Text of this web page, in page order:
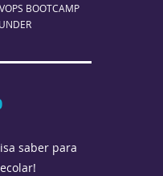
BOOTCAMP
saber para